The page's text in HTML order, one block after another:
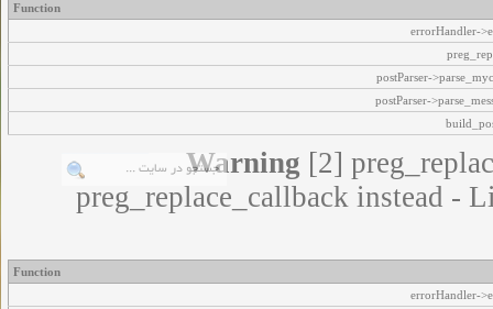
Function
errorHandler-
postParser-
postParser-
Warning [2]
preg_replace_callback instead -
Function
errorHandler-